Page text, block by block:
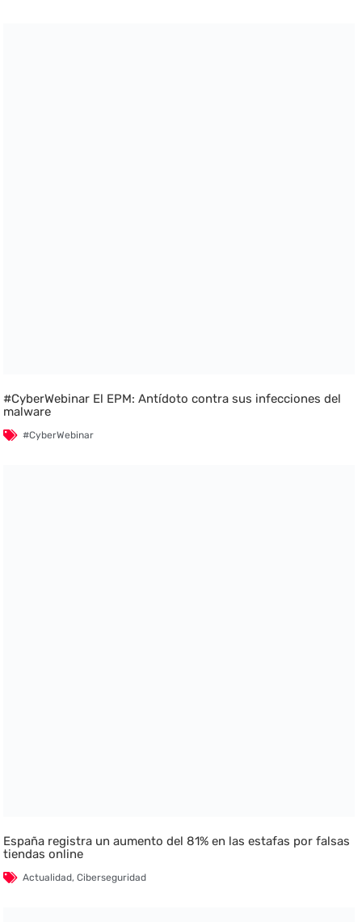
#CyberWebinar El EPM: Antídoto contra sus infecciones del
malware
#CyberWebinar
España registra un aumento del 81% en las estafas por falsas
tiendas online
Actualidad,Ciberseguridad